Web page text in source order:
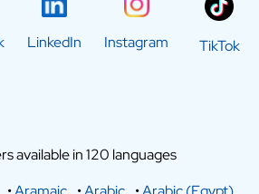
LinkedIn Instagram TikTok
available in 120 languages